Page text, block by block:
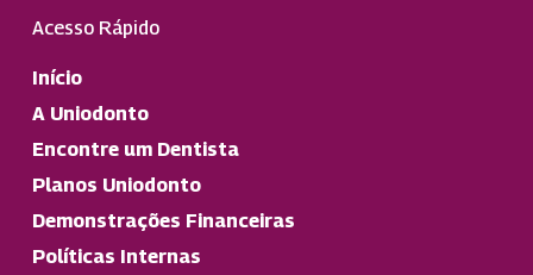
Acesso Rápido
Início
A Uniodonto
Encontre um Dentista
Planos Uniodonto
Demonstrações Financeiras
Políticas Internas